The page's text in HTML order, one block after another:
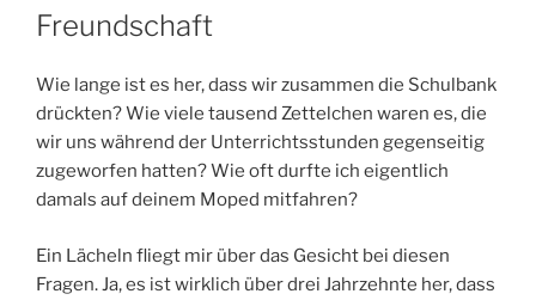
Freundschaft
Wie lange ist es her, dass wir zusammen die Schulbank
drückten? Wie viele tausend Zettelchen waren es, die
wir uns während der Unterrichtsstunden gegenseitig
zugeworfen hatten? Wie oft durfte ich eigentlich
damals auf deinem Moped mitfahren?
Ein Lächeln fliegt mir über das Gesicht bei diesen
Fragen. Ja, es ist wirklich über drei Jahrzehnte her, dass